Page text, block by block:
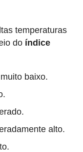
temperaturas
do índice
baixo.
alto.